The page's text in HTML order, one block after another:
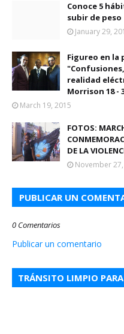
Conoce 5
subir de peso
January 29,
Figureo en la
realidad
Morrison 18 -
March 19, 2015
FOTOS:
DE LA
November
PUBLICAR UN
0 Comentarios
Publicar un comentario
TRÁNSITO LIMPIO